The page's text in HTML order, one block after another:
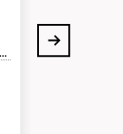
Ресурс: